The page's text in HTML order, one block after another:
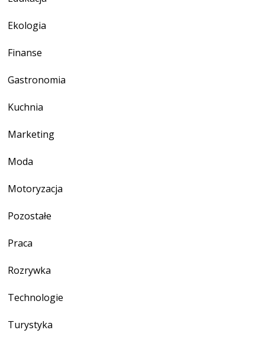
Ekologia
Finanse
Gastronomia
Kuchnia
Marketing
Moda
Motoryzacja
Pozostałe
Praca
Rozrywka
Technologie
Turystyka